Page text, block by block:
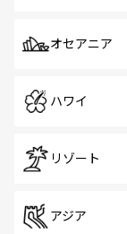
オセアニア
ハワイ
リゾート
アジア